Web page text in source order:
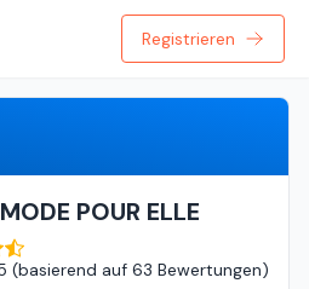
Registrieren
POUR ELLE
(basierend auf 63 Bewertungen)